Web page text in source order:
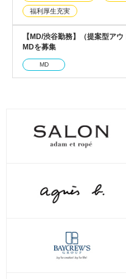
福利厚生充実
【MD/渋谷勤務】（提案型ア
MDを募集
MD